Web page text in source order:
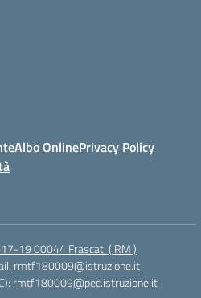
Albo OnlinePrivacy Policy
19 00044 Frascati ( RM )
rmtf180009@istruzione.it
rmtf180009@pec.istruzione.it